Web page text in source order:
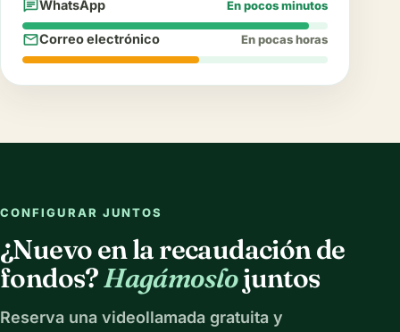
chatWhatsApp En pocos minutos
mailCorreo electrónico En pocas horas
CONFIGURAR JUNTOS
¿Nuevo en la recaudación de
fondos?Hagámoslojuntos
Reserva una videollamada gratuita y